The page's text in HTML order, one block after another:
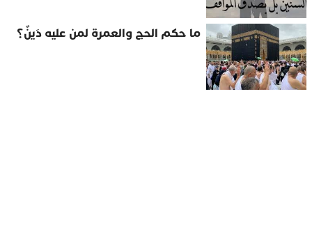
ما حكم الحج والعمرة لمن عليه دَينٌ؟